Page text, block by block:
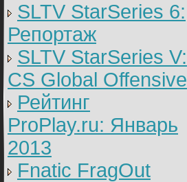
SLTV StarSeries 6:
Репортаж
SLTV StarSeries V:
CS Global Offensive
Рейтинг
ProPlay.ru: Январь
2013
Fnatic FragOut